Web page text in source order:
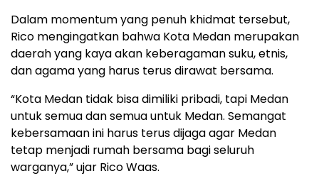
Dalam momentum yang penuh khidmat tersebut,
Rico mengingatkan bahwa Kota Medan merupakan
daerah yang kaya akan keberagaman suku, etnis,
dan agama yang harus terus dirawat bersama.
“Kota Medan tidak bisa dimiliki pribadi, tapi Medan
untuk semua dan semua untuk Medan. Semangat
kebersamaan ini harus terus dijaga agar Medan
tetap menjadi rumah bersama bagi seluruh
warganya,” ujar Rico Waas.